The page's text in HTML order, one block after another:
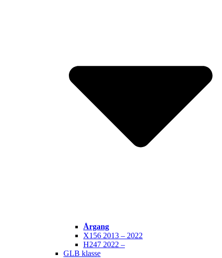
Årgang
X156 2013 – 2022
H247 2022 –
GLB klasse